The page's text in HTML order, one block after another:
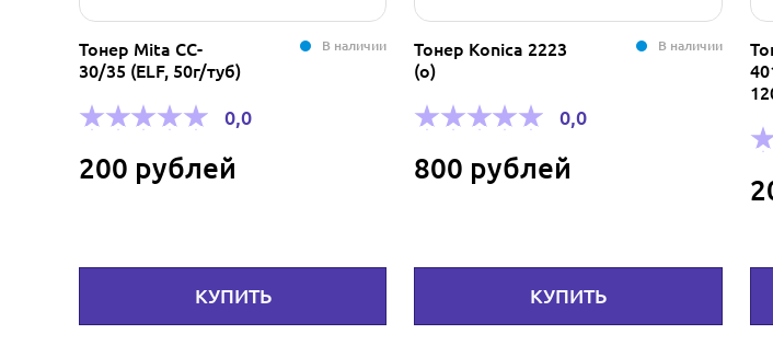
В наличии
Тонер Konica 2223
(о)
В наличии
800 рублей
КУПИТЬ
Тонер Ricoh FT
В наличии
200 рублей
КУПИТЬ